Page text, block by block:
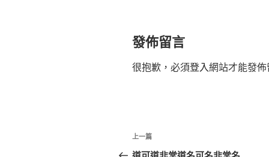
發佈留言
很抱歉，必須登入網站才能發佈
文
上
一
上一篇